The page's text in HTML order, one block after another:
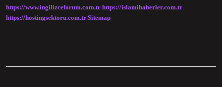
https://www.ingilizceforum.com.tr https://islamihaberler.com.tr
https://hostingsektoru.com.tr Sitemap